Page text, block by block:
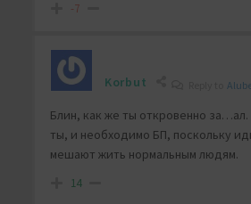
-7
Korbut
Блин, как же ты откровенно за…ал.
ты, и необходимо БП, поскольку
мешают жить нормальным людям.
14